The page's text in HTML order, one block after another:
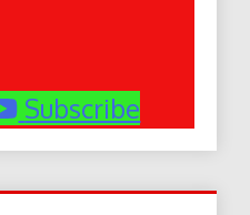
Subscribe